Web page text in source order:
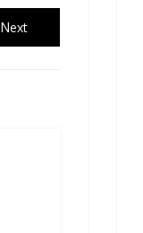
NextNext
post: